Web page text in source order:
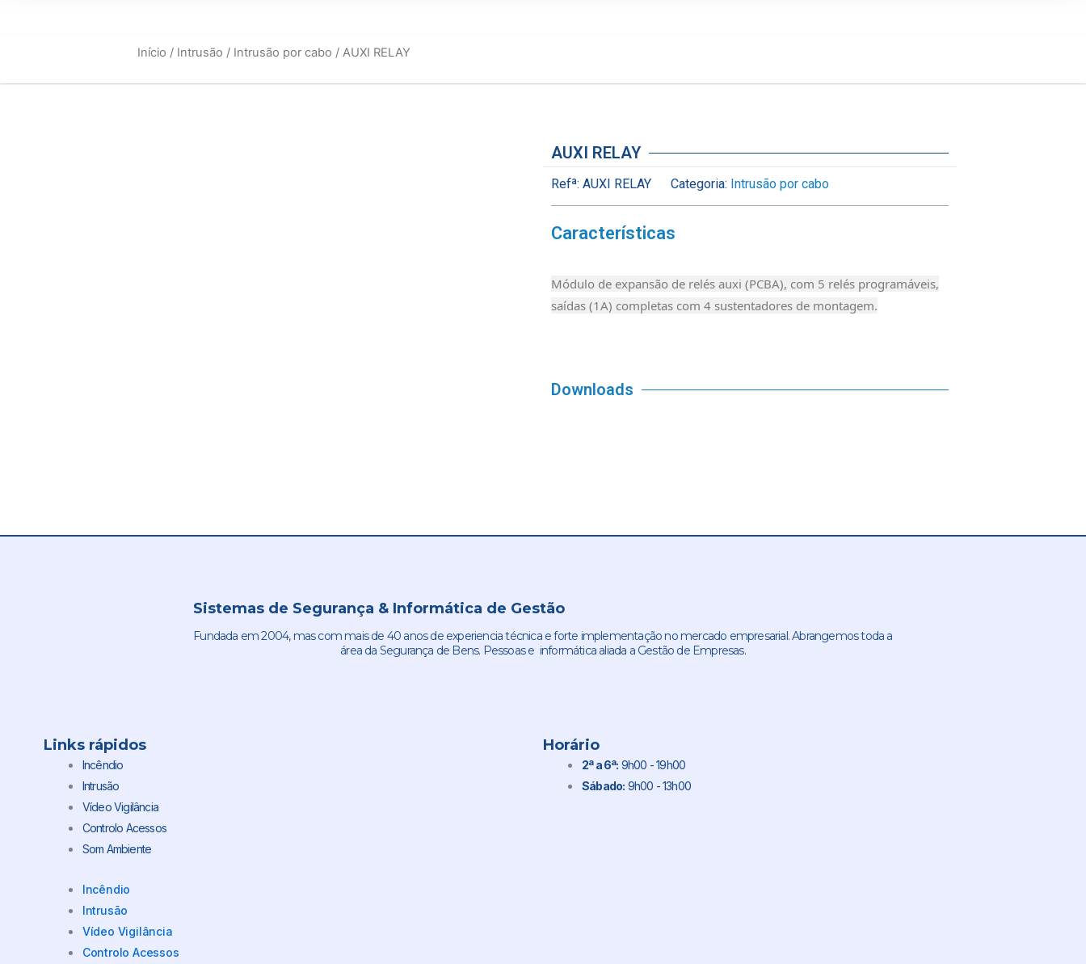
Início / Intrusão / Intrusão por cabo / AUXI RELAY
AUXI RELAY
Refª: AUXI RELAY Categoria: Intrusão por cabo
Características
Módulo de expansão de relés auxi (PCBA), com 5 relés programáveis,
saídas (1A) completas com 4 sustentadores de montagem.
Downloads
Sistemas de Segurança & Informática de Gestão
Fundada em 2004, mas com mais de 40 anos de experiencia técnica e forte implementação no mercado empresarial. Abrangemos toda a
área da Segurança de Bens. Pessoas e informática aliada a Gestão de Empresas.
Links rápidos
Incêndio
Intrusão
Vídeo Vigilância
Controlo Acessos
Som Ambiente
Incêndio
Intrusão
Vídeo Vigilância
Controlo Acessos
Horário
2ª a 6ª: 9h00 - 19h00
Sábado: 9h00 - 13h00